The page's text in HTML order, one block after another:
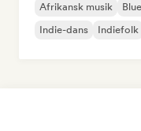
Afrikansk musik
Indie-dans
Indiefolk